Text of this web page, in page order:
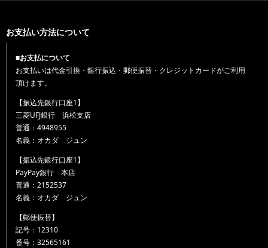
お支払い方法について
■お支払について
お支払いは代金引換・銀行振込・郵便振替・クレジットカードがご利用
頂けます。
【振込先銀行口座1】
三菱UFJ銀行 浜松支店
普通：4948955
名義：オカダ ジュン
【振込先銀行口座1】
PayPay銀行 本店
普通：2152537
名義：オカダ ジュン
【郵便振替】
記号：12310
番号：32565161